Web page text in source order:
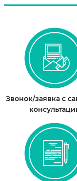
Звонок/заявка с